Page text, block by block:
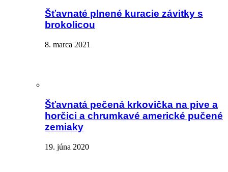
Šťavnaté plnené kuracie závitky s
brokolicou
8. marca 2021
Šťavnatá pečená krkovička na pive a
horčici a chrumkavé americké pučené
zemiaky
19. júna 2020